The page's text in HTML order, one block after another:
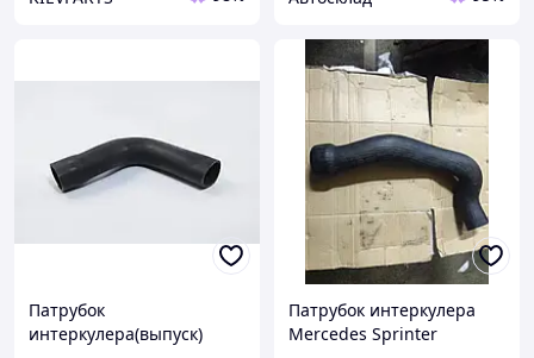
Патрубок
интеркулера(выпуск)
Патрубок интеркулера
Mercedes Sprinter